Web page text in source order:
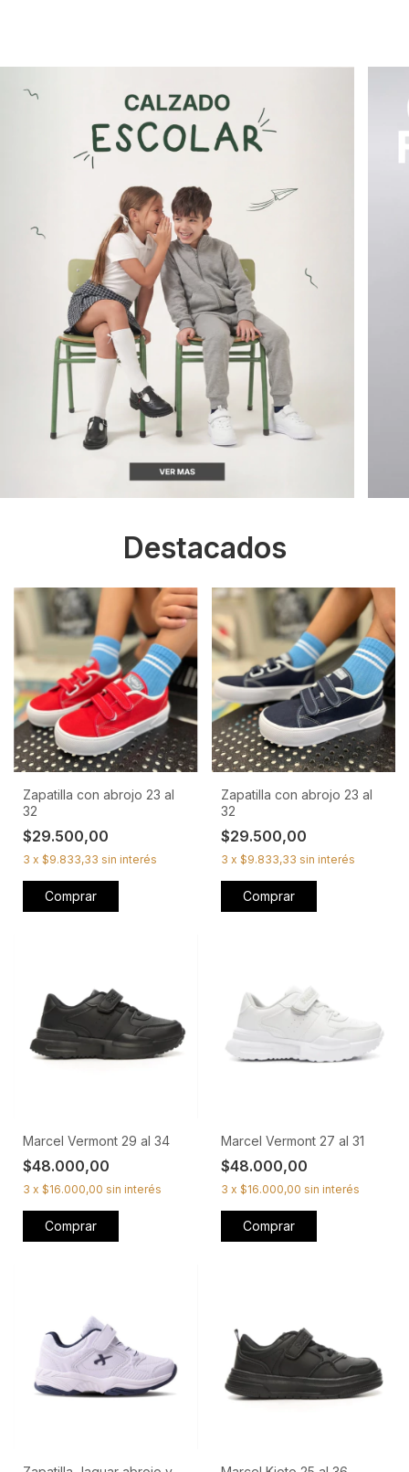
Destacados
Zapatilla con abrojo 23 al
32
$29.500,00
3 x $9.833,33 sin interés
Comprar
Zapatilla con abrojo 23 al
32
$29.500,00
3 x $9.833,33 sin interés
Comprar
Marcel Vermont 29 al 34
$48.000,00
3 x $16.000,00 sin interés
Comprar
Marcel Vermont 27 al 31
$48.000,00
3 x $16.000,00 sin interés
Comprar